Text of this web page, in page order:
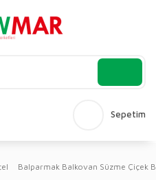
Sepetim
Balparmak Balkovan Süzme Çiçek